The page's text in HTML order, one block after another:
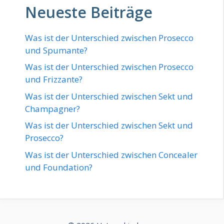
Neueste Beiträge
Was ist der Unterschied zwischen Prosecco
und Spumante?
Was ist der Unterschied zwischen Prosecco
und Frizzante?
Was ist der Unterschied zwischen Sekt und
Champagner?
Was ist der Unterschied zwischen Sekt und
Prosecco?
Was ist der Unterschied zwischen Concealer
und Foundation?